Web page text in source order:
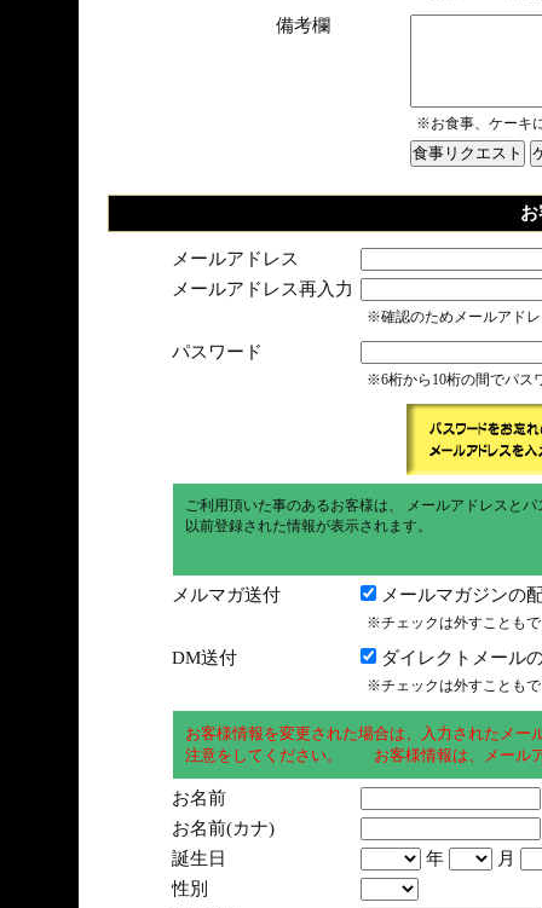
備考欄
※お食事、ケーキ
メールアドレス
メールアドレス再入力
※確認のためメールアド
パスワード
※6桁から10桁の間でパス
ご利用頂いた事のあるお客様は、 メールアドレスと
以前登録された情報が表示されます。
メルマガ送付 メールマガジンの
※チェックは外すことも
DM送付 ダイレクトメール
※チェックは外すことも
お客様情報を変更された場合は、入力されたメ
注意をしてください。 お客様情報は、メール
お名前
お名前(カナ)
誕生日
年
月
性別